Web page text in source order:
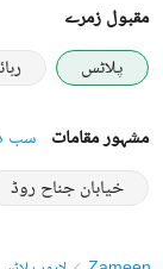
مقبول زمرے
پلاٹس
مشہور مقامات سب
خیابان جناح روڈ